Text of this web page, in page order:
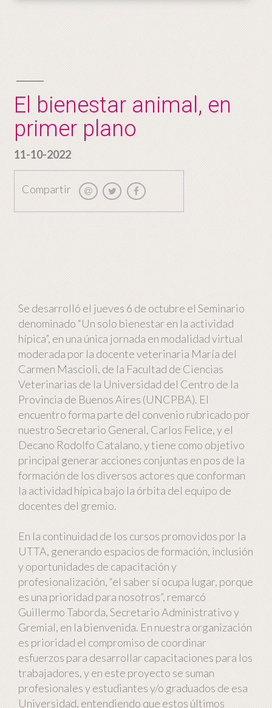
El bienestar animal, en
primer plano
11-10-2022
Compartir
Se desarrolló el jueves 6 de octubre el Seminario
denominado “Un solo bienestar en la actividad
hípica”, en una única jornada en modalidad virtual
moderada por la docente veterinaria María del
Carmen Mascioli, de la Facultad de Ciencias
Veterinarias de la Universidad del Centro de la
Provincia de Buenos Aires (UNCPBA). El
encuentro forma parte del convenio rubricado por
nuestro Secretario General, Carlos Felice, y el
Decano Rodolfo Catalano, y tiene como objetivo
principal generar acciones conjuntas en pos de la
formación de los diversos actores que conforman
la actividad hípica bajo la órbita del equipo de
docentes del gremio.
En la continuidad de los cursos promovidos por la
UTTA, generando espacios de formación, inclusión
y oportunidades de capacitación y
profesionalización, “el saber sí ocupa lugar, porque
es una prioridad para nosotros”, remarcó
Guillermo Taborda, Secretario Administrativo y
Gremial, en la bienvenida. En nuestra organización
es prioridad el compromiso de coordinar
esfuerzos para desarrollar capacitaciones para los
trabajadores, y en este proyecto se suman
profesionales y estudiantes y/o graduados de esa
Universidad, entendiendo que estos últimos